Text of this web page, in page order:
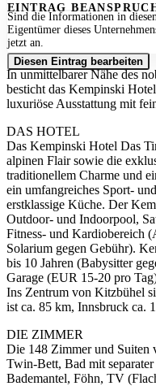
EINTRAG
Sind die Informationen in
Eigentümer dieses
jetzt an.
Diesen Eintrag bearbeiten
In unmittelbarer Nähe des
besticht das Kempinski
luxuriöse Ausstattung mit
DAS HOTEL
Das Kempinski Hotel Das
alpinen Flair sowie die
traditionellem Charme und
ein umfangreiches Sport-
erstklassige Küche. Der
Outdoor- und Indoorpool,
Fitness- und Kardiobereich
Solarium gegen Gebühr).
bis 10 Jahren (Babysitter
Garage (EUR 15-20 pro
Ins Zentrum von Kitzbühel
ist ca. 85 km, Innsbruck ca.
DIE ZIMMER
Die 148 Zimmer und
Twin-Bett, Bad mit
Bademantel, Föhn, TV